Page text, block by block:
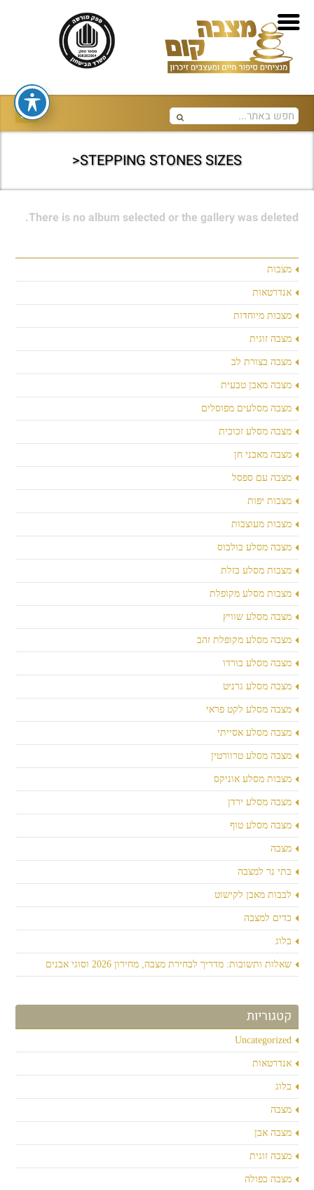
STEPPING STONES SIZES<
מצבות
אנדרטאות
מצבות מיוחדות
מצבה זוגית
מצבה בצורת לב
מצבה מאבן טבעית
מצבה מסלעים מפוסלים
מצבה מסלע זכוכית
מצבה מאבני חן
מצבה עם ספסל
מצבות יפות
מצבות מעוצבות
מצבה מסלע בולבוס
מצבות מסלע בזלת
מצבות מסלע מקופלת
מצבה מסלע שוויץ
מצבה מסלע מקופלת זהב
מצבה מסלע בורדו
מצבה מסלע גרניט
מצבה מסלע לקט פראי
מצבה מסלע אסייתי
מצבה מסלע טרוורטין
מצבות מסלע אוניקס
מצבה מסלע ירדן
מצבה מסלע טוף
מצבה
בתי נר למצבה
לבבות מאבן לקישוט
כדים למצבה
בלוג
שאלות ותשובות: מדריך לבחירת מצבה, מחירון 2026 וסוגי אבנים
קטגוריות
Uncategorized
אנדרטאות
בלוג
מצבה
מצבה אבן
מצבה זוגית
מצבה כפולה
There is no album selected or the gallery was deleted.